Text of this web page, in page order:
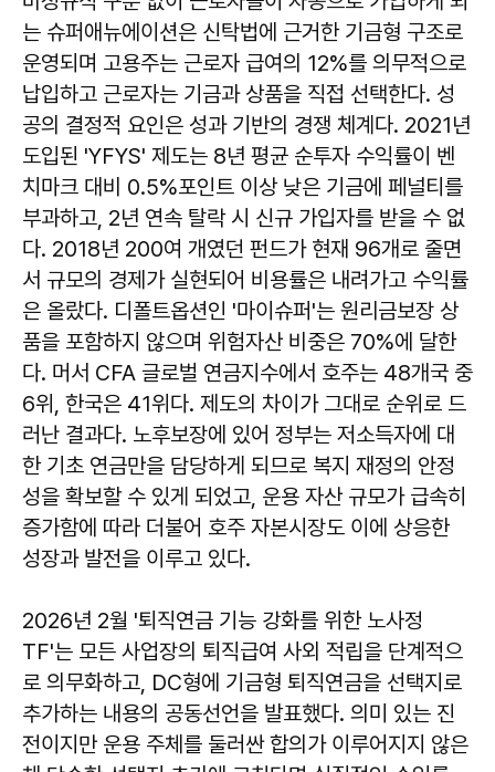
는 슈퍼애뉴에이션은 신탁법에 근거한 기금형 구조로
운영되며 고용주는 근로자 급여의 12%를 의무적으로
납입하고 근로자는 기금과 상품을 직접 선택한다. 성
공의 결정적 요인은 성과 기반의 경쟁 체계다. 2021년
도입된 'YFYS' 제도는 8년 평균 순투자 수익률이 벤
치마크 대비 0.5%포인트 이상 낮은 기금에 페널티를
부과하고, 2년 연속 탈락 시 신규 가입자를 받을 수 없
다. 2018년 200여 개였던 펀드가 현재 96개로 줄면
서 규모의 경제가 실현되어 비용률은 내려가고 수익률
은 올랐다. 디폴트옵션인 '마이슈퍼'는 원리금보장 상
품을 포함하지 않으며 위험자산 비중은 70%에 달한
다. 머서 CFA 글로벌 연금지수에서 호주는 48개국 중
6위, 한국은 41위다. 제도의 차이가 그대로 순위로 드
러난 결과다. 노후보장에 있어 정부는 저소득자에 대
한 기초 연금만을 담당하게 되므로 복지 재정의 안정
성을 확보할 수 있게 되었고, 운용 자산 규모가 급속히
증가함에 따라 더불어 호주 자본시장도 이에 상응한
성장과 발전을 이루고 있다.
2026년 2월 '퇴직연금 기능 강화를 위한 노사정
TF'는 모든 사업장의 퇴직급여 사외 적립을 단계적으
로 의무화하고, DC형에 기금형 퇴직연금을 선택지로
추가하는 내용의 공동선언을 발표했다. 의미 있는 진
전이지만 운용 주체를 둘러싼 합의가 이루어지지 않은